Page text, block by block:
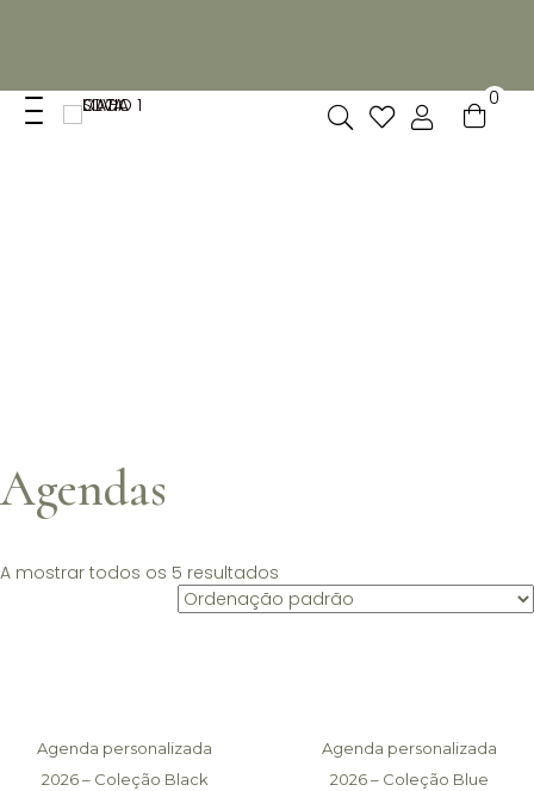
0
Agendas
A mostrar todos os 5 resultados
Agenda personalizada
2026 – Coleção Black
Agenda personalizada
2026 – Coleção Blue